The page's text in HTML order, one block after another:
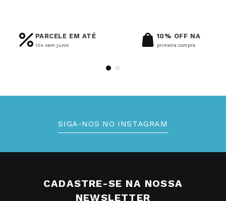
PARCELE EM ATÉ
10x sem juros
10% OFF NA
primeira compra
SIGA-NOS NO INSTAGRAM
CADASTRE-SE NA NOSSA
NEWSLETTER